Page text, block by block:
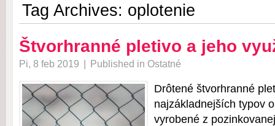
Tag Archives: oplotenie
Štvorhranné pletivo a jeho
Pi, 8 feb 2019 | Published in Ostatné
Drôtené štvorhranné
najzákladnejších typov
vyrobené z